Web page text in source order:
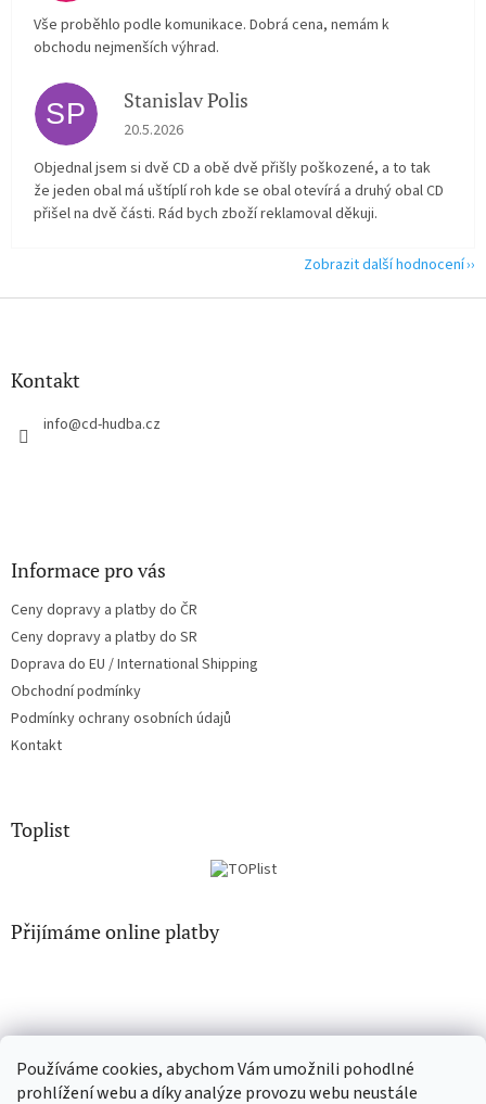
Používáme cookies, abychom Vám umožnili pohodlné
prohlížení webu a díky analýze provozu webu neustále
Vše proběhlo podle komunikace. Dobrá cena, nemám k
obchodu nejmenších výhrad.
SP Stanislav Polis
Hodnocení obchodu je 2 z 5 hvězdiček.
20.5.2026
Objednal jsem si dvě CD a obě dvě přišly poškozené, a to tak
že jeden obal má uštíplí roh kde se obal otevírá a druhý obal CD
přišel na dvě části. Rád bych zboží reklamoval děkuji.
Zobrazit další hodnocení
Z
Kontakt
info@cd-hudba.cz
Informace pro vás
Ceny dopravy a platby do ČR
Ceny dopravy a platby do SR
Doprava do EU / International Shipping
Obchodní podmínky
Podmínky ochrany osobních údajů
Kontakt
Toplist
Přijímáme online platby
EN-filmy.cz CD-Soundtrack.cz